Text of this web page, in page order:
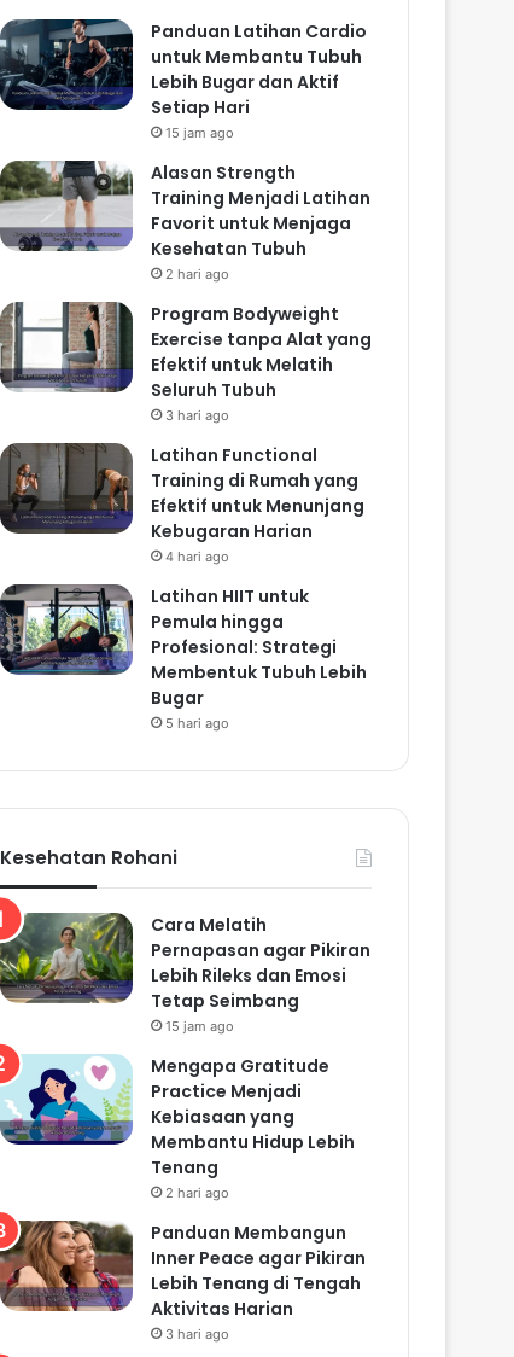
Panduan Latihan Cardio
untuk Membantu Tubuh
Lebih Bugar dan Aktif
Setiap Hari
15 jam ago
Alasan Strength
Training Menjadi Latihan
Favorit untuk Menjaga
Kesehatan Tubuh
2 hari ago
Program Bodyweight
Exercise tanpa Alat yang
Efektif untuk Melatih
Seluruh Tubuh
3 hari ago
Latihan Functional
Training di Rumah yang
Efektif untuk Menunjang
Kebugaran Harian
4 hari ago
Latihan HIIT untuk
Pemula hingga
Profesional: Strategi
Membentuk Tubuh Lebih
Bugar
5 hari ago
Kesehatan Rohani
Cara Melatih
Pernapasan agar Pikiran
Lebih Rileks dan Emosi
Tetap Seimbang
15 jam ago
Mengapa Gratitude
Practice Menjadi
Kebiasaan yang
Membantu Hidup Lebih
Tenang
2 hari ago
Panduan Membangun
Inner Peace agar Pikiran
Lebih Tenang di Tengah
Aktivitas Harian
3 hari ago